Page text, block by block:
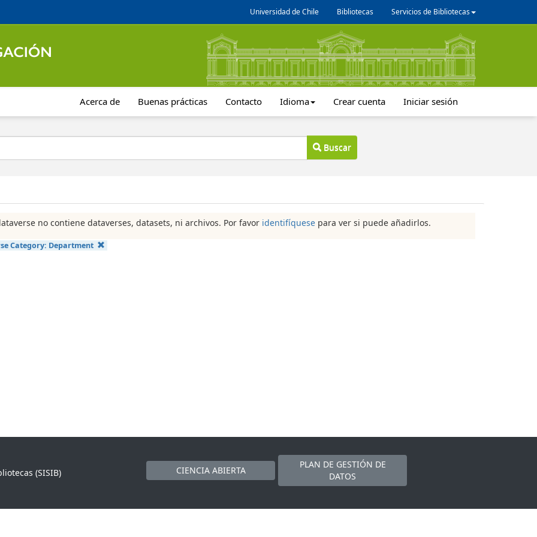
Universidad de Chile Bibliotecas Servicios de Bibliotecas
Acerca de Buenas prácticas Contacto Idioma Crear cuenta Iniciar sesión
Buscar
no contiene dataverses, datasets, ni archivos. Por favor identifíquese para ver si puede añadirlos.
Category: Department
(SISIB) CIENCIA ABIERTA
PLAN DE GESTIÓN DE
DATOS